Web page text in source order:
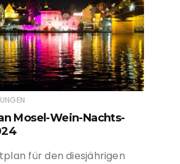
Mosel-Wein-Nachts-
für den diesjährigen